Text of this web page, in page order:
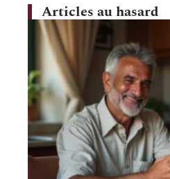
Articles au hasard